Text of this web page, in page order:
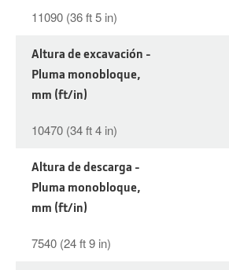
11090 (36 ft 5 in)
Altura de excavación -
Pluma monobloque,
mm (ft/in)
10470 (34 ft 4 in)
Altura de descarga -
Pluma monobloque,
mm (ft/in)
7540 (24 ft 9 in)